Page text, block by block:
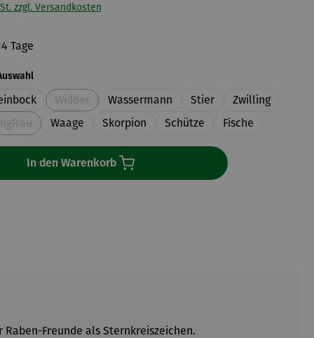
zzgl. Versandkosten
Tage
auswählen
(Diese Option ist zurzeit nicht verfügbar.)
Wassermann Stier
Zwilling
(Diese Option ist zurzeit nicht verfügbar.)
Waage Skorpion Schütze Fische
In den Warenkorb
Freunde als Sternkreiszeichen.